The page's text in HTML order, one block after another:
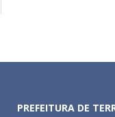
PREFEITURA DE